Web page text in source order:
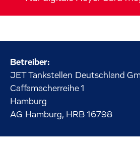
Betreiber:
JET Tankstellen Deutschland
Caffamacherreihe 1
Hamburg
AG Hamburg, HRB 16798